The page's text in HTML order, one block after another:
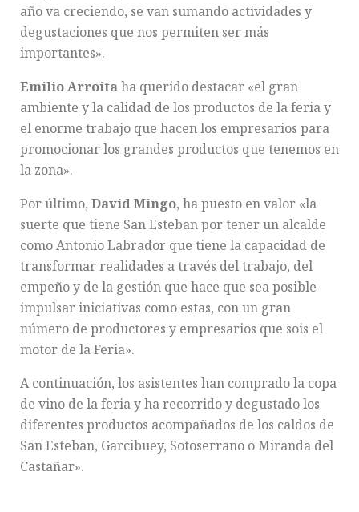
año va creciendo, se van sumando actividades y
degustaciones que nos permiten ser más
importantes».
Emilio Arroitaha querido destacar «el gran
ambiente y la calidad de los productos de la feria y
el enorme trabajo que hacen los empresarios para
promocionar los grandes productos que tenemos en
la zona».
Por último, David Mingo, ha puesto en valor «la
suerte que tiene San Esteban por tener un alcalde
como Antonio Labrador que tiene la capacidad de
transformar realidades a través del trabajo, del
empeño y de la gestión que hace que sea posible
impulsar iniciativas como estas, con un gran
número de productores y empresarios que sois el
motor de la Feria».
A continuación, los asistentes han comprado la copa
de vino de la feria y ha recorrido y degustado los
diferentes productos acompañados de los caldos de
San Esteban, Garcibuey, Sotoserrano o Miranda del
Castañar».